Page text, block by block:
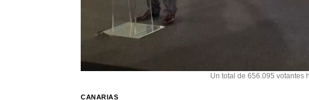
Un total de 656.095 votantes
CANARIAS